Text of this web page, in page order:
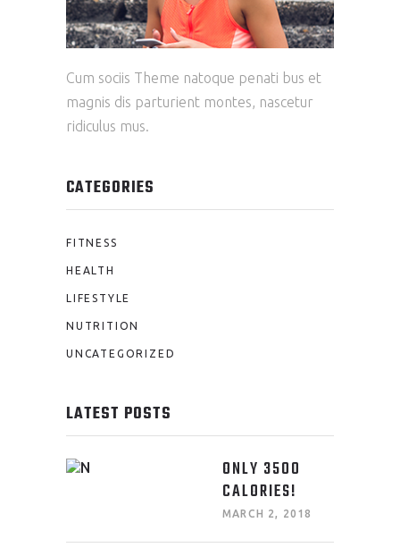
Cum sociis Theme natoque penati bus et
magnis dis parturient montes, nascetur
ridiculus mus.
CATEGORIES
FITNESS
HEALTH
LIFESTYLE
NUTRITION
UNCATEGORIZED
LATEST POSTS
ONLY 3500
CALORIES!
MARCH 2, 2018